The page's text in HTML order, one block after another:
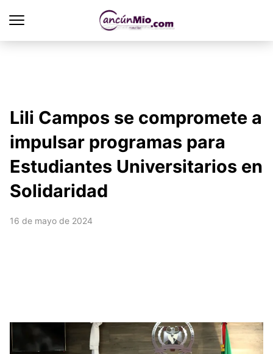
Lili Campos se compromete a
impulsar programas para
Estudiantes Universitarios en
Solidaridad
16 de mayo de 2024